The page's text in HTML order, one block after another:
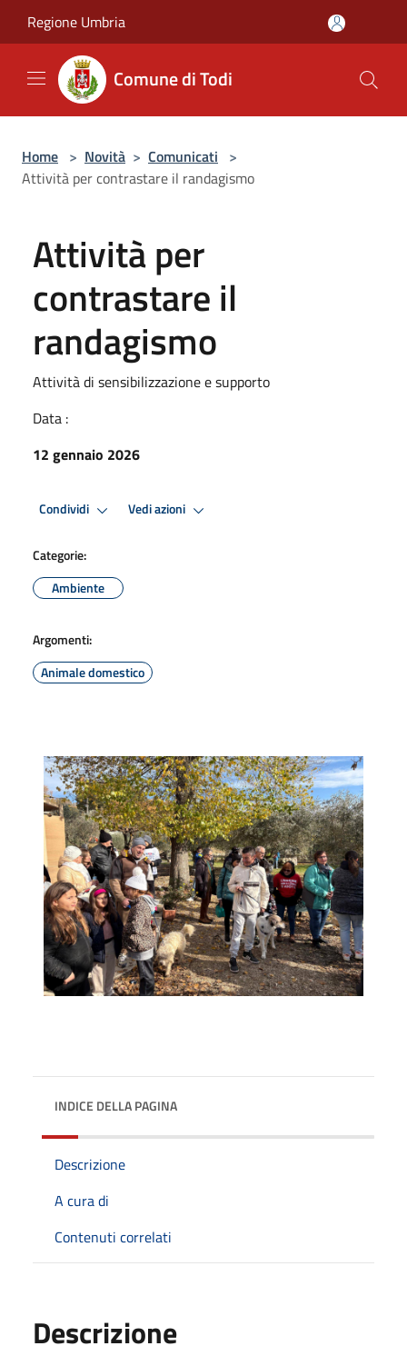
Regione Umbria
Comune di Todi
Home > Novità > Comunicati >
Attività per contrastare il randagismo
Attività per
contrastare il
randagismo
Attività di sensibilizzazione e supporto
Data :
12 gennaio 2026
Condividi Vedi azioni
Categorie:
Ambiente
Argomenti:
Animale domestico
INDICE DELLA PAGINA
Descrizione
A cura di
Contenuti correlati
Descrizione